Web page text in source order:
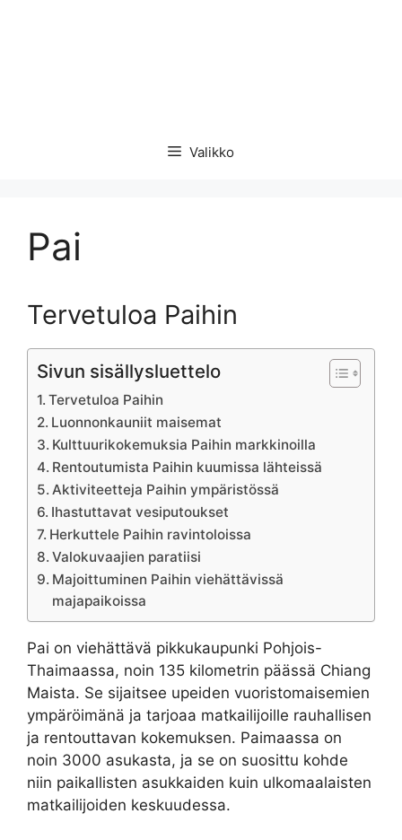
Valikko
Pai
Tervetuloa Paihin
Sivun sisällysluettelo
Tervetuloa Paihin
Luonnonkauniit maisemat
Kulttuurikokemuksia Paihin markkinoilla
Rentoutumista Paihin kuumissa lähteissä
Aktiviteetteja Paihin ympäristössä
Ihastuttavat vesiputoukset
Herkuttele Paihin ravintoloissa
Valokuvaajien paratiisi
Majoittuminen Paihin viehättävissä
majapaikoissa
Pai on viehättävä pikkukaupunki Pohjois-
Thaimaassa, noin 135 kilometrin päässä Chiang
Maista. Se sijaitsee upeiden vuoristomaisemien
ympäröimänä ja tarjoaa matkailijoille rauhallisen
ja rentouttavan kokemuksen. Paimaassa on
noin 3000 asukasta, ja se on suosittu kohde
niin paikallisten asukkaiden kuin ulkomaalaisten
matkailijoiden keskuudessa.